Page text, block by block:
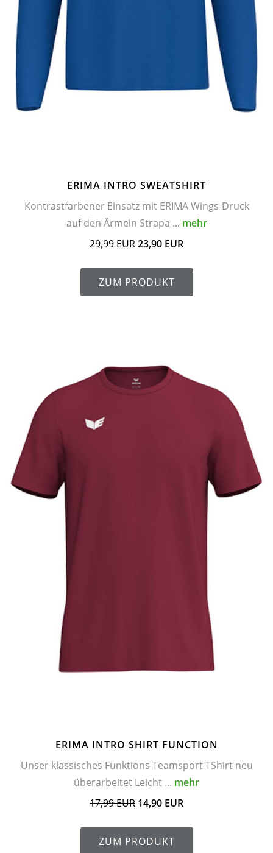
ERIMA INTRO SWEATSHIRT
Kontrastfarbener Einsatz mit ERIMA Wings-Druck
auf den Ärmeln Strapa ... mehr
29,99 EUR23,90 EUR
ZUM PRODUKT
ERIMA INTRO SHIRT FUNCTION
Unser klassisches Funktions Teamsport TShirt neu
überarbeitet Leicht ... mehr
17,99 EUR 14,90 EUR
ZUM PRODUKT